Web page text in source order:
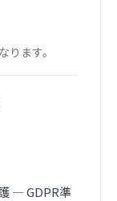
ります。
— GDPR準